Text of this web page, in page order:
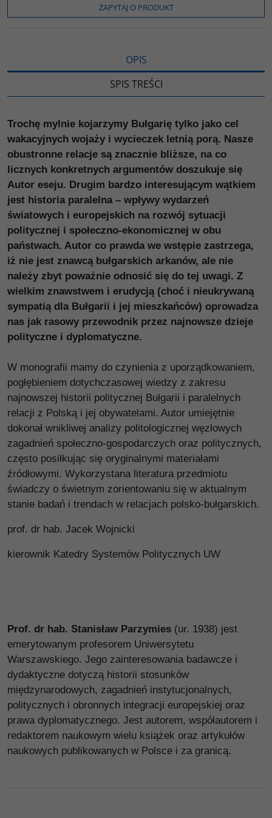
k
n
k
l
s
ZAPYTAJ O PRODUKT
OPIS
SPIS TREŚCI
Trochę mylnie kojarzymy Bułgarię tylko jako cel
wakacyjnych wojaży i wycieczek letnią porą. Nasze
obustronne relacje są znacznie bliższe, na co
licznych konkretnych argumentów doszukuje się
Autor eseju. Drugim bardzo interesującym wątkiem
jest historia paralelna – wpływy wydarzeń
światowych i europejskich na rozwój sytuacji
politycznej i społeczno-ekonomicznej w obu
państwach. Autor co prawda we wstępie zastrzega,
iż nie jest znawcą bułgarskich arkanów, ale nie
należy zbyt poważnie odnosić się do tej uwagi. Z
wielkim znawstwem i erudycją (choć i nieukrywaną
sympatią dla Bułgarii i jej mieszkańców) oprowadza
nas jak rasowy przewodnik przez najnowsze dzieje
polityczne i dyplomatyczne.
W monografii mamy do czynienia z uporządkowaniem,
pogłębieniem dotychczasowej wiedzy z zakresu
najnowszej historii politycznej Bułgarii i paralelnych
relacji z Polską i jej obywatelami. Autor umiejętnie
dokonał wnikliwej analizy politologicznej węzłowych
zagadnień społeczno-gospodarczych oraz politycznych,
często posiłkując się oryginalnymi materiałami
źródłowymi. Wykorzystana literatura przedmiotu
świadczy o świetnym zorientowaniu się w aktualnym
stanie badań i trendach w relacjach polsko-bułgarskich.
prof. dr hab. Jacek Wojnicki
kierownik Katedry Systemów Politycznych UW
Prof. dr hab. Stanisław Parzymies (ur. 1938) jest
emerytowanym profesorem Uniwersytetu
Warszawskiego. Jego zainteresowania badawcze i
dydaktyczne dotyczą historii stosunków
międzynarodowych, zagadnień instytucjonalnych,
politycznych i obronnych integracji europejskiej oraz
prawa dyplomatycznego. Jest autorem, współautorem i
redaktorem naukowym wielu książek oraz artykułów
naukowych publikowanych w Polsce i za granicą.